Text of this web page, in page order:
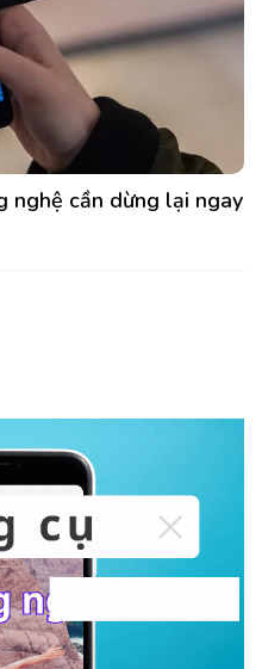
nghệ cần dừng lại ngay